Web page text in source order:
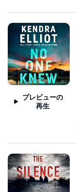
プレビューの
再生